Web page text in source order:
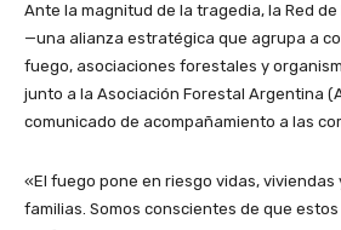
Ante la magnitud de la tragedia, la Red de
—una alianza estratégica que agrupa a
fuego, asociaciones forestales y
junto a la Asociación Forestal Argentina
comunicado de acompañamiento a las
«El fuego pone en riesgo vidas, viviendas
familias. Somos conscientes de que